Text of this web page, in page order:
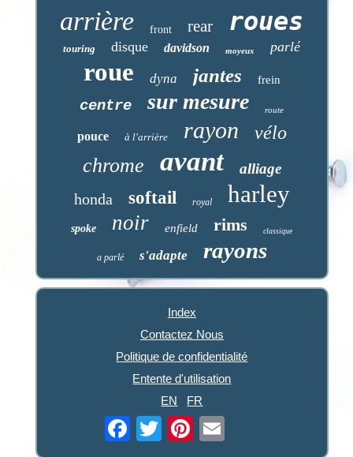
arrière front rear roues
touring disque davidson moyeux parlé
roue dyna jantes frein
centre sur mesure route
pouce à l'arrière rayon vélo
chrome avant alliage
honda softail royal harley
spoke noir enfield rims classique
a parlé s'adapte rayons
Index
Contactez Nous
Politique de confidentialité
Entente d'utilisation
EN
FR